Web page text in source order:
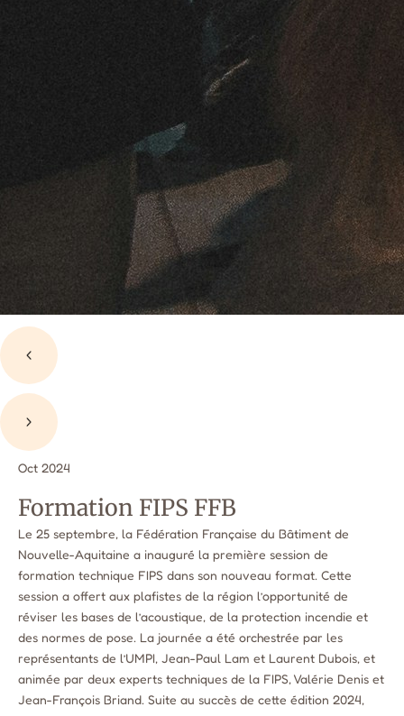
Oct 2024
Formation FIPS FFB
Le 25 septembre, la Fédération Française du Bâtiment de
Nouvelle-Aquitaine a inauguré la première session de
formation technique FIPS dans son nouveau format. Cette
session a offert aux plafistes de la région l’opportunité de
réviser les bases de l’acoustique, de la protection incendie et
des normes de pose. La journée a été orchestrée par les
représentants de l’UMPI, Jean-Paul Lam et Laurent Dubois, et
animée par deux experts techniques de la FIPS, Valérie Denis et
Jean-François Briand. Suite au succès de cette édition 2024,